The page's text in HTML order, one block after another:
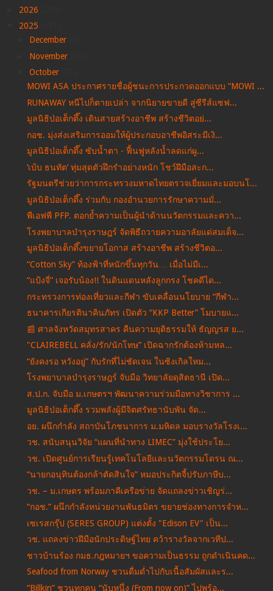
2026
2025
December
November
October
MOWI ASA ประกาศรายชื่อผู้ชนะการประกวดออกแบบ “MOWI ...
RUNAWAY หนีไปก็ตายเปล่า จากนิยายขายดี สู่ซีรีส์แซฟ...
มูลนิธิป่อเต็กตึ๊ง เดินสายสร้างอาชีพ สร้างชีวิตอย่...
กอช. มุ่งส่งเสริมการออมให้ผู้ประกอบอาชีพอิสระมีเงิ...
มูลนิธิป่อเต็กตึ๊ง ซับน้ำตา - ฟื้นฟูหลังน้ำลดแก่ผู...
‘เบ้บ ธนทัต’ ทุ่มสุดตัวฝึกรำอย่างหนัก โชว์ฝีมือสะก...
รัฐมนตรีช่วยว่าการกระทรวงมหาดไทยตรวจเยี่ยมและมอบนโ...
มูลนิธิป่อเต็กตึ๊ง ร่วมกับ กองอำนวยการรักษาความมั่...
พีเอฟพี PFP. ตอกย้ำความเป็นผู้นำด้านนวัตกรรมและควา...
โรงพยาบาลบำรุงราษฎร์ จัดพิธีถวายความอาลัยแด่สมเด็จ...
มูลนิธิป่อเต็กตึ๊งขยายโอกาส สร้างอาชีพ สร้างชีวิตอ...
“Cotton Sky” ท้องฟ้าที่หนักขึ้นทุกวัน… เมื่อไม่มีเ...
“แป้งจี่” เจอรับน้อง!! ในดินแดนหลังลูกกรง โชคดีได...
กระทรวงการท่องเที่ยวและกีฬา ขับเคลื่อนนโยบาย “กีฬา...
ธนาคารเกียรตินาคินภัทร เปิดตัว “KKP Better” โมบายแ...
📰 ศาลจังหวัดสมุทรสาคร คืนความยุติธรรมให้ ธัญญรส ย...
"CLAIREBELL คลั่ง/รัก/นักโทษ” เปิดฉากรักต้องห้ามหล...
“ยังคงรอ หวังอยู่” กับรักที่ไม่ชัดเจน ในซิงเกิลใหม...
โรงพยาบาลบำรุงราษฎร์ จับมือ วิทยาลัยดุสิตธานี เปิด...
ส.ป.ก. จับมือ ม.เกษตรฯ พัฒนาความร่วมมือทางวิชาการ ...
มูลนิธิป่อเต็กตึ๊ง รวมพลังผู้มีจิตศรัทธานับพัน จัด...
อย. ผนึกกำลัง สถาบันโภชนาการ ม.มหิดล มอบรางวัลโรงเ...
วช. สนับสนุนวิจัย “แผนที่นำทาง LIMEC” มุ่งใช้ประโย...
วช. เปิดศูนย์การเรียนรู้เทคโนโลยีและนวัตกรรมโดรน ณ...
“นายกอนุทินต้องกล้าตัดสินใจ” หมอประกิตจี้ปรับภาษีบ...
วช. – ม.เกษตร พร้อมภาคีเครือข่าย จัดแถลงข่าวเชิญร่...
“กอช.” ผนึกกำลังหน่วยงานพันธมิตร ขยายช่องทางการจำห...
เซเรสกรุ๊ป (SERES GROUP) แต่งตั้ง "Edison EV" เป็น...
วช. แถลงข่าวฝีมือนักประดิษฐ์ไทย คว้ารางวัลจากเวทีป...
ชาวบ้านร้อง กมธ.กฎหมายฯ ขอความเป็นธรรม ถูกดำเนินคด...
Seafood from Norway ชวนดื่มด่ำไปกับเนื้อสัมผัสและร...
“Billkin” ชวนทุกคน “นับหนึ่ง (From now on)” ไปพร้อ...